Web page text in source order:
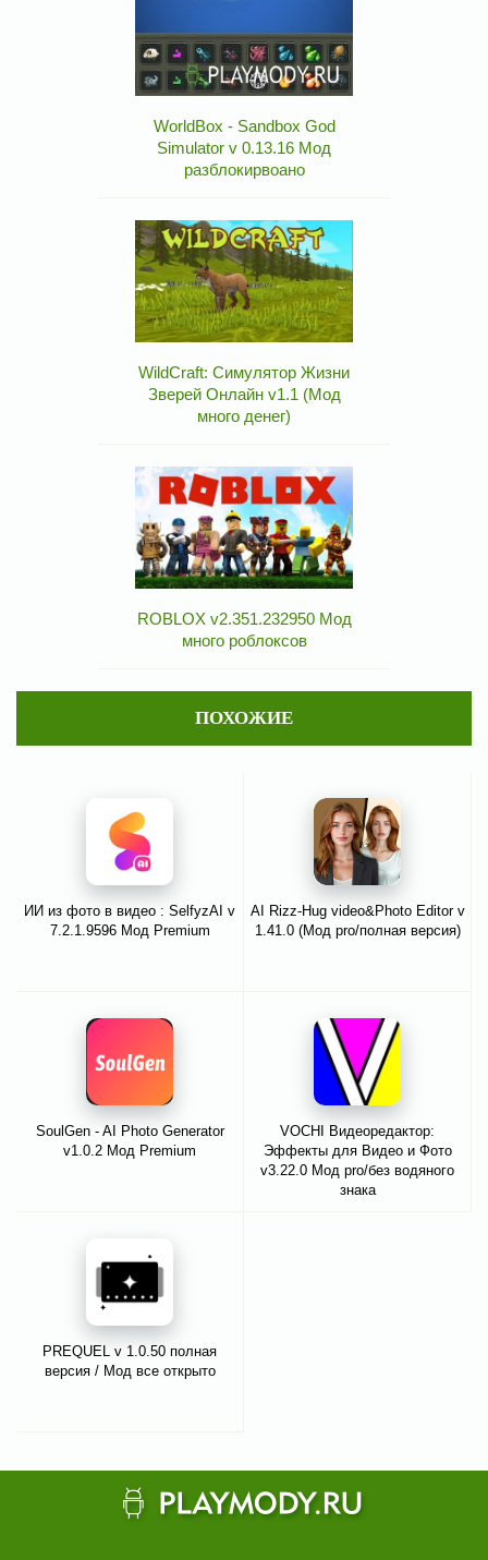
WorldBox - Sandbox God
Simulator v 0.13.16 Мод
разблокирвоано
WildCraft: Симулятор Жизни
Зверей Онлайн v1.1 (Мод
много денег)
ROBLOX v2.351.232950 Мод
много роблоксов
ПОХОЖИЕ
ИИ из фото в видео : SelfyzAI v
7.2.1.9596 Мод Premium
AI Rizz-Hug video&Photo Editor v
1.41.0 (Мод pro/полная версия)
SoulGen - AI Photo Generator
v1.0.2 Мод Premium
VOCHI Видеоредактор:
Эффекты для Видео и Фото
v3.22.0 Мод pro/без водяного
знака
PREQUEL v 1.0.50 полная
версия / Мод все открыто